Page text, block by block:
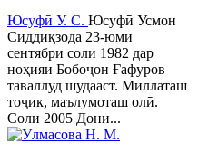
Юсуфӣ У. C. Юсуфӣ Усмон
Сиддиқзода 23-юми
сентябри соли 1982 дар
ноҳияи Бобоҷон Ғафуров
таваллуд шудааст. Миллаташ
тоҷик, маълумоташ олӣ.
Соли 2005 Дони...